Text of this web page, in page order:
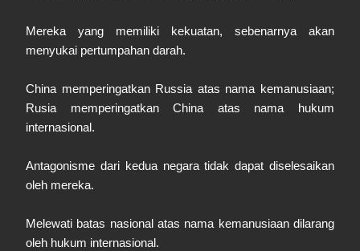
Mereka yang memiliki kekuatan, sebenarnya akan
menyukai pertumpahan darah.
China memperingatkan Russia atas nama kemanusiaan;
Rusia memperingatkan China atas nama hukum
internasional.
Antagonisme dari kedua negara tidak dapat diselesaikan
oleh mereka.
Melewati batas nasional atas nama kemanusiaan dilarang
oleh hukum internasional.